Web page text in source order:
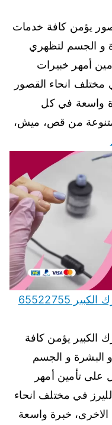
يؤمن كافة خدمات
و الجسم لتظهري
أمهر خبيرات
انحاء القصور
واسعة في كل
متنوعة من قص، ميش،
صالون للسيدات خدمة منازل مبارك الكبير 65522755
الكبير يؤمن كافة
البشرة و الجسم
على تأمين أمهر
في مختلف انحاء
الاخرى، خبرة واسعة